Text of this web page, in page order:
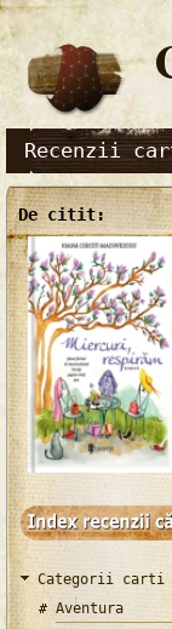
Recenzii
De citit:
Categorii carti
Aventura